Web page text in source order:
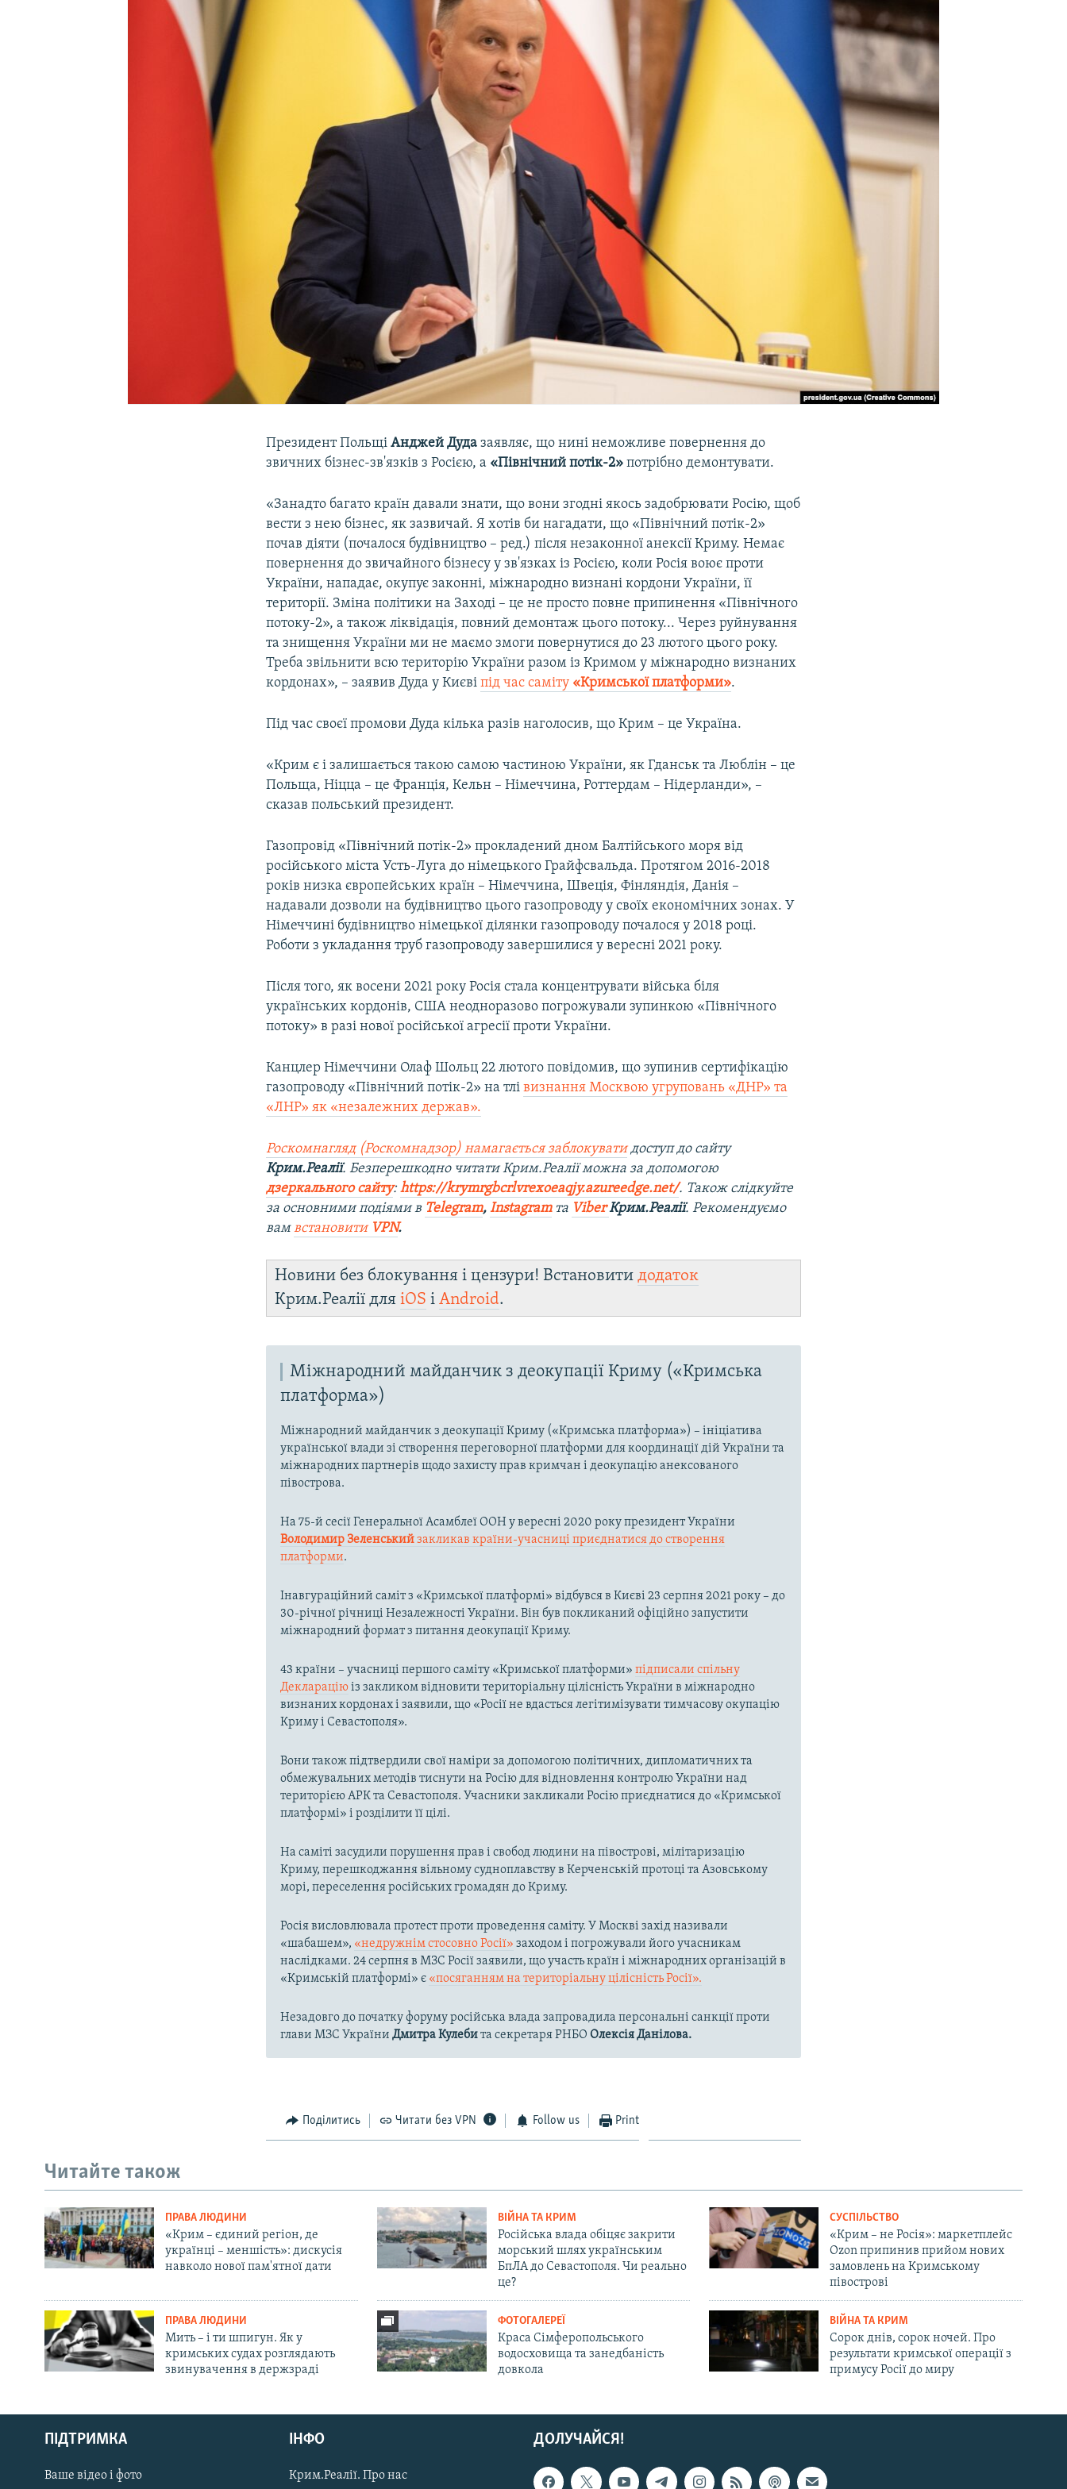
Русский
Qırımtatar
ДОЛУЧАЙСЯ!
Президент ПольщіАнджей Дуда заявляє, що нині неможливе повернення до
звичних бізнес-зв'язків з Росією, а «Північний потік-2» потрібно демонтувати.
«Занадто багато країн давали знати, що вони згодні якось задобрювати Росію, щоб
вести з нею бізнес, як зазвичай. Я хотів би нагадати, що «Північний потік-2»
почав діяти (почалося будівництво – ред.) після незаконної анексії Криму. Немає
повернення до звичайного бізнесу у зв'язках із Росією, коли Росія воює проти
України, нападає, окупує законні, міжнародно визнані кордони України, її
території. Зміна політики на Заході – це не просто повне припинення «Північного
потоку-2», а також ліквідація, повний демонтаж цього потоку... Через руйнування
та знищення України ми не маємо змоги повернутися до 23 лютого цього року.
Треба звільнити всю територію України разом із Кримом у міжнародно визнаних
кордонах», – заявив Дуда у Києвіпід час саміту «Кримської платформи».
Під час своєї промови Дуда кілька разів наголосив, що Крим – це Україна.
«Крим є і залишається такою самою частиною України, як Гданськ та Люблін – це
Польща, Ніцца – це Франція, Кельн – Німеччина, Роттердам – Нідерланди», –
сказав польський президент.
Газопровід «Північний потік-2» прокладений дном Балтійського моря від
російського міста Усть-Луга до німецького Грайфсвальда. Протягом 2016-2018
років низка європейських країн – Німеччина, Швеція, Фінляндія, Данія –
надавали дозволи на будівництво цього газопроводу у своїх економічних зонах. У
Німеччині будівництво німецької ділянки газопроводу почалося у 2018 році.
Роботи з укладання труб газопроводу завершилися у вересні 2021 року.
Після того, як восени 2021 року Росія стала концентрувати війська біля
українських кордонів, США неодноразово погрожували зупинкою «Північного
потоку» в разі нової російської агресії проти України.
Канцлер Німеччини Олаф Шольц 22 лютого повідомив, що зупинив сертифікацію
газопроводу «Північний потік-2» на тлівизнання Москвою угруповань «ДНР» та
«ЛНР» як «незалежних держав».
Роскомнагляд (Роскомнадзор) намагається заблокуватидоступ до сайту
Крим.Реалії. Безперешкодно читати Крим.Реалії можна за допомогою
дзеркального сайту:https://krymrgbcrlvrexoeaqjy.azureedge.net/. Також слідкуйте
за основними подіями в Telegram,Instagramта ViberКрим.Реалії. Рекомендуємо
вамвстановити VPN.
Новини без блокування і цензури! Встановитидодаток
Крим.Реалії дляiOS іAndroid.
Міжнародний майданчик з деокупації Криму («Кримська
платформа»)
Міжнародний майданчик з деокупації Криму («Кримська платформа») – ініціатива
української влади зі створення переговорної платформи для координації дій України та
міжнародних партнерів щодо захисту прав кримчан і деокупацію анексованого
півострова.
На 75-й сесії Генеральної Асамблеї ООН у вересні 2020 року президент України
Володимир Зеленськийзакликав країни-учасниці приєднатися до створення
платформи.
Інавгураційний саміт з «Кримської платформі» відбувся в Києві 23 серпня 2021 року – до
30-річної річниці Незалежності України. Він був покликаний офіційно запустити
міжнародний формат з питання деокупації Криму.
43 країни – учасниці першого саміту «Кримської платформи»підписали спільну
Деклараціюіз закликом відновити територіальну цілісність України в міжнародно
визнаних кордонах і заявили, що «Росії не вдасться легітимізувати тимчасову окупацію
Криму і Севастополя».
Вони також підтвердили свої наміри за допомогою політичних, дипломатичних та
обмежувальних методів тиснути на Росію для відновлення контролю України над
територією АРК та Севастополя. Учасники закликали Росію приєднатися до «Кримської
платформі» і розділити її цілі.
На саміті засудили порушення прав і свобод людини на півострові, мілітаризацію
Криму, перешкоджання вільному судноплавству в Керченській протоці та Азовському
морі, переселення російських громадян до Криму.
Росія висловлювала протест проти проведення саміту. У Москві захід називали
«шабашем», «недружнім стосовно Росії» заходом і погрожували його учасникам
наслідками. 24 серпня в МЗС Росії заявили, що участь країн і міжнародних організацій в
«Кримській платформі» є «посяганням на територіальну цілісність Росії».
Незадовго до початку форуму російська влада запровадила персональні санкції проти
глави МЗС УкраїниДмитра Кулебита секретаря РНБООлексія Данілова.
Поділитись Читати без VPN Follow us Print
Читайте також
ПРАВА ЛЮДИНИ
«Крим – єдиний регіон, де
українці – меншість»: дискусія
навколо нової пам'ятної дати
ВІЙНА ТА КРИМ
Російська влада обіцяє закрити
морський шлях українським
БпЛА до Севастополя. Чи реально
це?
СУСПІЛЬСТВО
«Крим – не Росія»: маркетплейс
Ozon припинив прийом нових
замовлень на Кримському
півострові
ПРАВА ЛЮДИНИ
Мить – і ти шпигун. Як у
кримських судах розглядають
звинувачення в держзраді
ФОТОГАЛЕРЕЇ
Краса Сімферопольського
водосховища та занедбаність
довкола
ВІЙНА ТА КРИМ
Сорок днів, сорок ночей. Про
результати кримської операції з
примусу Росії до миру
ДОЛУЧАЙСЯ!
ПІДТРИМКА
Ваше відео і фото
ІНФО
Крим.Реалії. Про нас